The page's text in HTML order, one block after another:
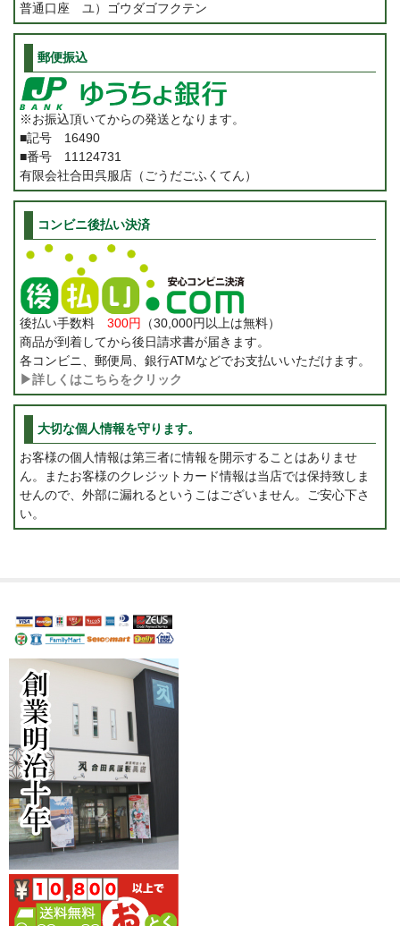
普通口座 ユ）ゴウダゴフクテン
郵便振込
※お振込頂いてからの発送となります。
■記号 16490
■番号 11124731
有限会社合田呉服店（ごうだごふくてん）
コンビニ後払い決済
後払い手数料 300円
（30,000円以上は無料）
商品が到着してから後日請求書が届きます。
各コンビニ、郵便局、銀行ATMなどでお支払いいただけます。
▶詳しくはこちらをクリック
大切な個人情報を守ります。
お客様の個人情報は第三者に情報を開示することはありませ
ん。またお客様のクレジットカード情報は当店では保持致しま
せんので、外部に漏れるというこはございません。ご安心下さ
い。